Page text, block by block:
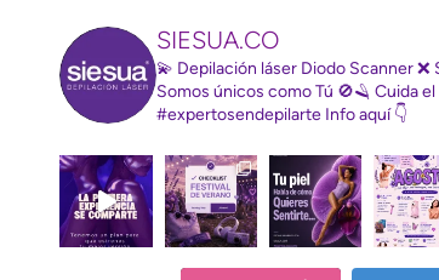
SIESUA.CO
💫 Depilación láser Diodo Scanner❌
Somos únicos como Tú 🚫🪒 Cuida
#expertosendepilarte Info aquí 👇